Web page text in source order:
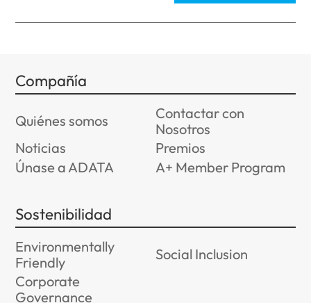
Compañía
Quiénes somos
Contactar con
Nosotros
Noticias
Premios
Únase a ADATA
A+ Member Program
Sostenibilidad
Environmentally
Friendly
Social Inclusion
Corporate
Governance